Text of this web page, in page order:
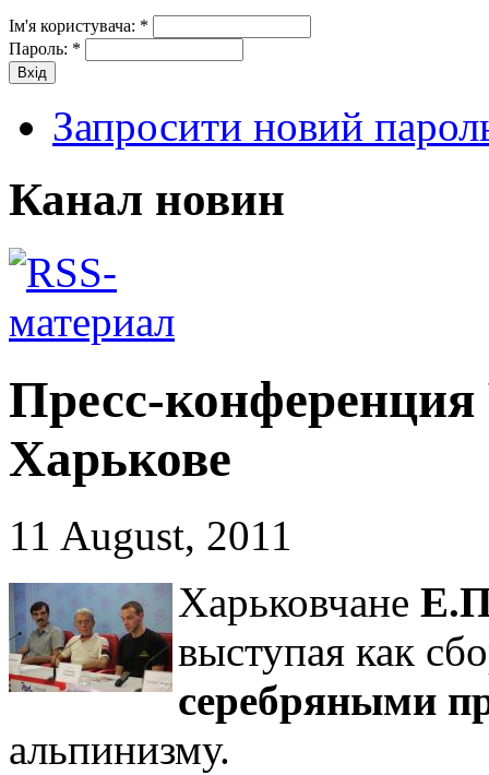
Ім'я користувача: *
Пароль: *
Запросити новий
Канал новин
Пресс-
Харькове
11 August, 2011
Харьковчане
выступая как
серебряными
альпинизму.